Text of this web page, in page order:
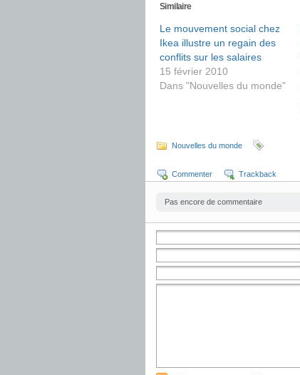
Similaire
Le mouvement social chez
Ikea illustre un regain des
conflits sur les salaires
15 février 2010
Dans "Nouvelles du monde"
Nouvelles du monde
Commenter Trackback
Pas encore de commentaire